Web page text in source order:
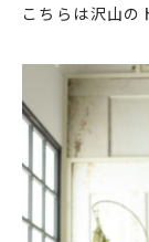
こちらは沢山の